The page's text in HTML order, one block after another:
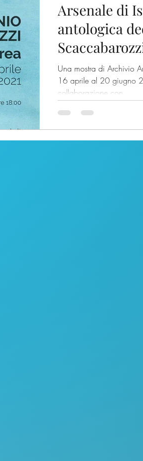
Arsenale di
antologica
"Acquorea"
Una mostra di Archivio
16 aprile al 20 giugno
collaborazione con...